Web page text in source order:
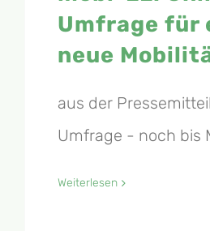
Umfrage für
neue
aus der
Umfrage - noch bis
Weiterlesen